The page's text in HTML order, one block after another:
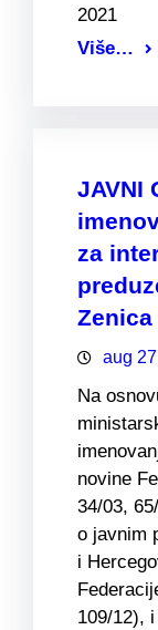
2021
Više…
JAVNI
za
Zenica
aug
Na
novine
34/03,
o javnim
i
109/12),